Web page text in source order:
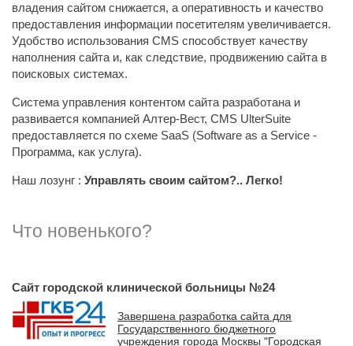
владения сайтом снижается, а оперативность и качество
предоставления информации посетителям увеличивается.
Удобство использования CMS способствует качеству
наполнения сайта и, как следствие, продвижению сайта в
поисковых системах.
Система управления контентом сайта разработана и
развивается компанией Алтер-Вест, CMS UlterSuite
предоставляется по схеме SaaS (Software as a Service -
Программа, как услуга).
Наш лозунг : Управлять своим сайтом?.. Легко!
Что новенького?
Сайт городской клинической больницы №24
Завершена разработка сайта для
Государственного бюджетного
учреждения города Москвы "Городская